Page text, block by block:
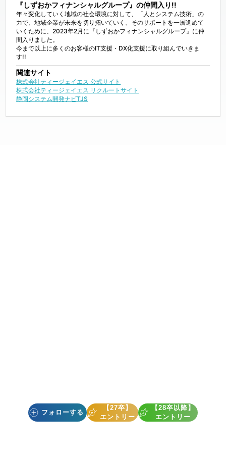
『しずおかフィナンシャルグループ』の仲間入り!!
年々変化していく地域の社会環境に対して、「人とシステム技術」の
力で、地域企業が未来を切り拓いていく、そのサポートを一層進めて
いくために、2023年2月に『しずおかフィナンシャルグループ』に仲
間入りました。
今まで以上に多くのお客様のIT支援・DX化支援に取り組んでいきま
す!!
関連サイト
株式会社ティージェイエス 公式サイト
株式会社ティージェイエス リクルートサイト
静岡システム開発ナビTJS
フォローする
【27卒】
エントリー
【28卒以降】
エントリー